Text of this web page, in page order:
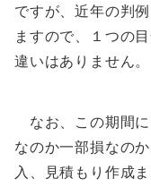
ですが、近年の判
ますので、１つの
違いはありません。
なお、この期間
なのか一部損なの
入、見積もり作成